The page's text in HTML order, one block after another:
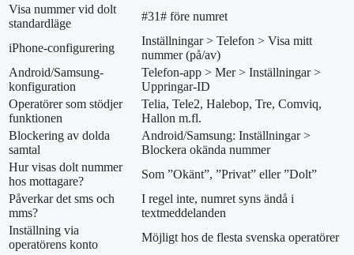
Visa nummer vid dolt
standardläge
#31# före numret
iPhone-configurering
Inställningar > Telefon > Visa mitt
nummer (på/av)
Android/Samsung-
konfiguration
Telefon-app > Mer > Inställningar >
Uppringar-ID
Operatörer som stödjer
funktionen
Telia, Tele2, Halebop, Tre, Comviq,
Hallon m.fl.
Blockering av dolda
samtal
Android/Samsung: Inställningar >
Blockera okända nummer
Hur visas dolt nummer
hos mottagare?
Som ”Okänt”, ”Privat” eller ”Dolt”
Påverkar det sms och
mms?
I regel inte, numret syns ändå i
textmeddelanden
Inställning via
operatörens konto
Möjligt hos de flesta svenska operatörer